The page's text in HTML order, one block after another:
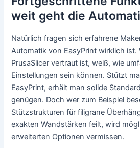
weit geht die
Natürlich fragen sich erfahrene
Automatik von EasyPrint wirklich ist.
PrusaSlicer vertraut ist, weiß, wie
Einstellungen sein können. Stützt
EasyPrint, erhält man solide
genügen. Doch wer zum Beispiel
Stützstrukturen für filigrane
exakten Wandstärken feilt, wird
erweiterten Optionen vermissen.